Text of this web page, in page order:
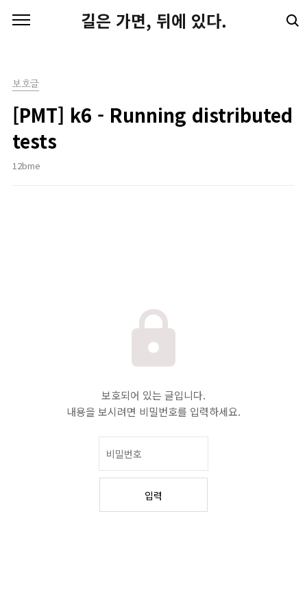
길은 가면, 뒤에 있다.
보호글
[PMT] k6 - Running distributed
tests
12bme
보호되어 있는 글입니다.
내용을 보시려면 비밀번호를 입력하세요.
입력